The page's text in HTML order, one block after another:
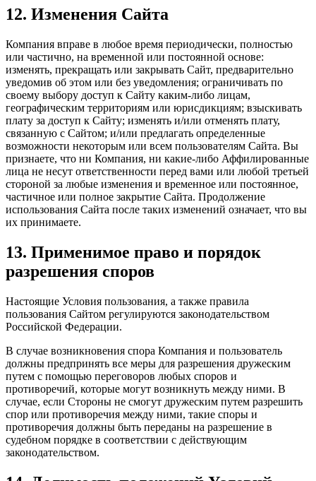
12. Изменения Сайта
Компания вправе в любое время периодически, полностью
или частично, на временной или постоянной основе:
изменять, прекращать или закрывать Сайт, предварительно
уведомив об этом или без уведомления; ограничивать по
своему выбору доступ к Сайту каким-либо лицам,
географическим территориям или юрисдикциям; взыскивать
плату за доступ к Сайту; изменять и/или отменять плату,
связанную с Сайтом; и/или предлагать определенные
возможности некоторым или всем пользователям Сайта. Вы
признаете, что ни Компания, ни какие-либо Аффилированные
лица не несут ответственности перед вами или любой третьей
стороной за любые изменения и временное или постоянное,
частичное или полное закрытие Сайта. Продолжение
использования Сайта после таких изменений означает, что вы
их принимаете.
13. Применимое право и порядок
разрешения споров
Настоящие Условия пользования, а также правила
пользования Сайтом регулируются законодательством
Российской Федерации.
В случае возникновения спора Компания и пользователь
должны предпринять все меры для разрешения дружеским
путем с помощью переговоров любых споров и
противоречий, которые могут возникнуть между ними. В
случае, если Стороны не смогут дружеским путем разрешить
спор или противоречия между ними, такие споры и
противоречия должны быть переданы на разрешение в
судебном порядке в соответствии с действующим
законодательством.